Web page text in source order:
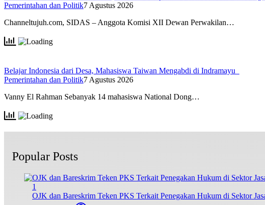
Pemerintahan dan Politik7 Agustus 2026
Channeltujuh.com, SIDAS – Anggota Komisi XII Dewan Perwakilan…
Belajar Indonesia dari Desa, Mahasiswa Taiwan Mengabdi di Indramayu
Pemerintahan dan Politik7 Agustus 2026
Vanny El Rahman Sebanyak 14 mahasiswa National Dong…
Popular Posts
1
OJK dan Bareskrim Teken PKS Terkait Penegakan Hukum di Sektor